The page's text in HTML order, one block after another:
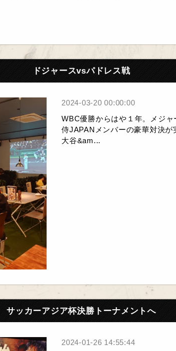
ドジャースvsパドレス戦
2024-03-20 00:00:00
WBC優勝からはや１年。メジ
侍JAPANメンバーの豪華対決が
大谷&am...
サッカーアジア杯決勝トーナメントへ
2024-01-26 14:55:44